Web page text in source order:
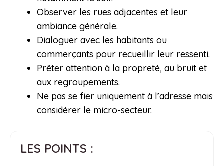
Observer les rues adjacentes et leur
ambiance générale.
Dialoguer avec les habitants ou
commerçants pour recueillir leur ressenti.
Prêter attention à la propreté, au bruit et
aux regroupements.
Ne pas se fier uniquement à l’adresse mais
considérer le micro-secteur.
LES POINTS :